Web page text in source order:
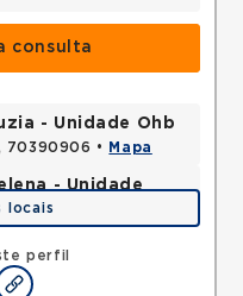
consulta
perfil
- Unidade Ohb
70390906 • Mapa
- Unidade
DF, 70770560 •Mapa
locais